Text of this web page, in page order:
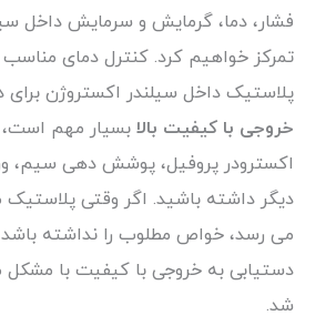
فشار، دما، گرمایش و سرمایش داخل
تمرکز خواهیم کرد. کنترل دمای
پلاستیک داخل سیلندر اکستروژن برای
خروجی با کیفیت بالابسیار مهم
اکسترودر پروفیل، پوشش دهی سیم،
دیگر داشته باشید. اگر وقتی
می رسد، خواص مطلوب را نداشته
دستیابی به خروجی با کیفیت با مشکل
شد.